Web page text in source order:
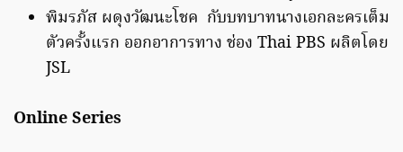
พิมรภัส ผดุงวัฒนะโชค กับบทบาทนางเอกละครเต็ม
ตัวครั้งแรก ออกอาการทาง ช่อง Thai PBS ผลิตโดย
JSL
Online Series